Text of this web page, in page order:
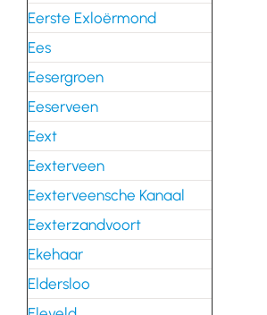
Eerste Exloërmond
Ees
Eesergroen
Eeserveen
Eext
Eexterveen
Eexterveensche Kanaal
Eexterzandvoort
Ekehaar
Eldersloo